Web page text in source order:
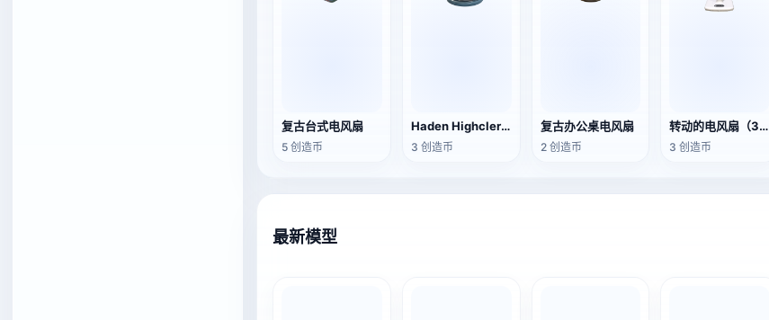
复古台式电风扇
5 创造币
Haden Highclere系列复古电热水壶
3 创造币
复古办公桌电风扇
2 创造币
转动的电风扇（3D动作模型）
3 创造币
最新模型